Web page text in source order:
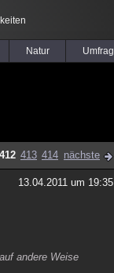
Natur
412 413 414 nächste
13.04.2011 um 19:35
andere Weise